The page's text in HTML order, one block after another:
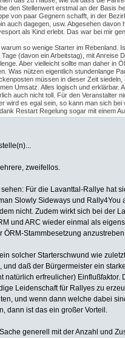
den Stellenwert erstmal an der Basis
von paar Gegnern schafft, in der
auch dagegen, usw. Abgesehen
als Kind erlebt. Das war bei mir
warum so wenige Starter im Rebenland.
Tage (davon ein Arbeitstag), mit Anreise
Aber vielleicht sollte man daher in
Was nützen eigentlich stundenlange
müssen in dieser Zeit
Umsatz. Alles logisch und erklärbar.
auch nicht toll. Für den Veranstalter
wird es egal sein, so kann man sich
Restart Regelung sogar mit einem
zweifellos.
Für die Lavanttal-Rallye hat
Slowly Sideways und Rally4You
nicht. Zudem wirkt sich bei der
und ARC wieder einmal als
ÖRM-Stammbesetzung
solcher Starterschwund wie
und daß der Bürgermeister ein
natürlich erfreulicher)
Leidenschaft für Rallyes zu
und wenn dann welche dabei
dann ist das ein großer Vorteil.
generell mit der Anzahl und